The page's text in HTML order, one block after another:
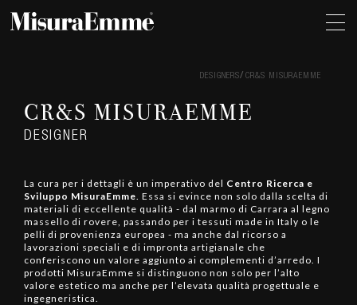
DESIGNERS CR&S MISURAEMME
CR&S MISURAEMME
DESIGNER
La cura per i dettagli è un imperativo del Centro Ricerca e
Sviluppo MisuraEmme. Essa si evince non solo dalla scelta di
materiali di eccellente qualità - dal marmo di Carrara al legno
massello di rovere, passando per i tessuti made in Italy o le
pelli di provenienza europea - ma anche dal ricorso a
lavorazioni speciali e di impronta artigianale che
conferiscono un valore aggiunto ai complementi d’arredo. I
prodotti MisuraEmme si distinguono non solo per l’alto
valore estetico ma anche per l’elevata qualità progettuale e
ingegneristica.